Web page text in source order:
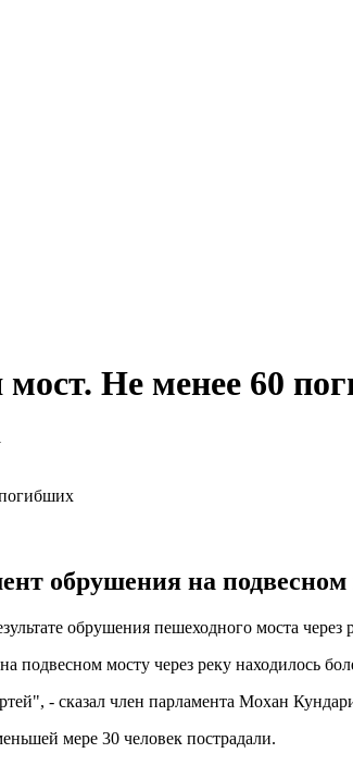
Не менее 60
обрушения на подвесном
обрушения пешеходного моста
подвесном мосту через реку находилось
- сказал член парламента Мохан
мере 30 человек пострадали.